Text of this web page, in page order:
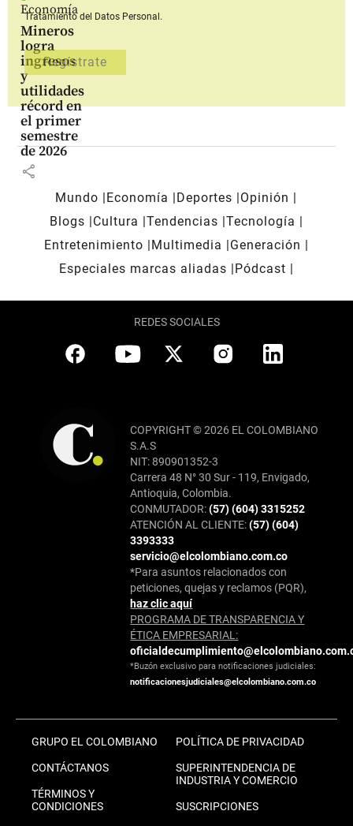
Economía
Mineros
logra
ingresos
y
utilidades
récord en
el primer
semestre
de 2026
share
Tratamiento del Datos Personal.
Mundo Economía Deportes
Opinión
Blogs
Cultura Tendencias Tecnología
Entretenimiento
Multimedia
Generación
Especiales marcas aliadas
Pódcast
REDES SOCIALES
COPYRIGHT © 2026 EL COLOMBIANO
S.A.S
NIT: 890901352-3
Carrera 48 N° 30 Sur - 119, Envigado,
Antioquia, Colombia.
CONMUTADOR:(57) (604) 3315252
ATENCIÓN AL CLIENTE:(57) (604)
3393333
servicio@elcolombiano.com.co
*Para asuntos relacionados con
peticiones, quejas y reclamos (PQR),
haz clic aquí
PROGRAMA DE TRANSPARENCIA Y
ÉTICA EMPRESARIAL:
*Buzón exclusivo para notificaciones judiciales:
notificacionesjudiciales@elcolombiano.com.co
GRUPO EL COLOMBIANO
CONTÁCTANOS
TÉRMINOS Y
CONDICIONES
POLÍTICA DE PRIVACIDAD
SUPERINTENDENCIA DE
INDUSTRIA Y COMERCIO
SUSCRIPCIONES